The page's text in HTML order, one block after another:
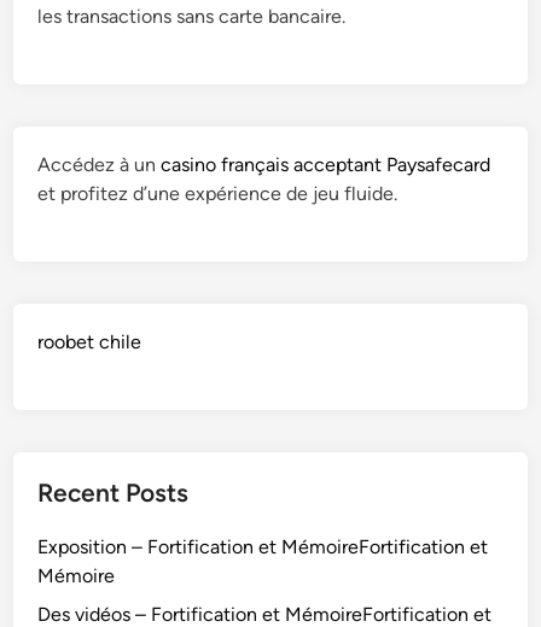
les transactions sans carte bancaire.
Accédez à uncasino français acceptant Paysafecard
et profitez d’une expérience de jeu fluide.
roobet chile
Recent Posts
Exposition – Fortification et MémoireFortification et
Mémoire
Des vidéos – Fortification et MémoireFortification et